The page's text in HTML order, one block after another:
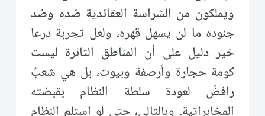
ويملكون من الشراسة العقائدية ضده وضد
جنوده ما لن يسهل قهره، ولعل تجربة درعا
خير دليل على أن المناطق الثائرة ليست
كومة حجارة وأرصفة وبيوت، بل هي شعبٌ
رافضٌ لعودة سلطة النظام بقبضته